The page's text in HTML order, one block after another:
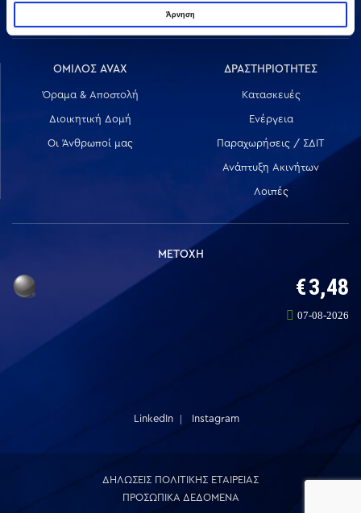
Άρνηση
Fax: 2106104380
ΟΜΙΛΟΣ AVAX
Όραμα & Αποστολή
Διοικητική Δομή
Οι Άνθρωποί μας
ΔΡΑΣΤΗΡΙΟΤΗΤΕΣ
Κατασκευές
Ενέργεια
Παραχωρήσεις / ΣΔΙΤ
Ανάπτυξη Ακινήτων
Λοιπές
ΜΕΤΟΧΗ
LinkedIn Instagram
ΔΗΛΩΣΕΙΣ ΠΟΛΙΤΙΚΗΣ ΕΤΑΙΡΕΙΑΣ
ΠΡΟΣΩΠΙΚΑ ΔΕΔΟΜΕΝΑ